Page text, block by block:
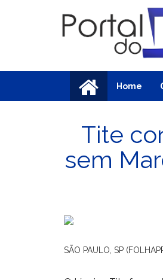
Home
Tite
sem
SÃO PAULO, SP